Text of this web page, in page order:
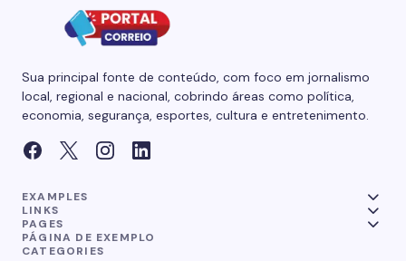
Sua principal fonte de conteúdo, com foco em jornalismo
local, regional e nacional, cobrindo áreas como política,
economia, segurança, esportes, cultura e entretenimento.
EXAMPLES
LINKS
PAGES
PÁGINA DE EXEMPLO
CATEGORIES